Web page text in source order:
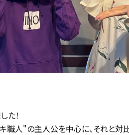
た！
職人"の主人公を中心に、それと